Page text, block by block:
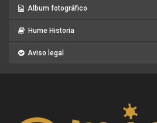
Album fotográfico
Hume Historia
Aviso legal